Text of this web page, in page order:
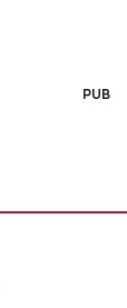
PUB